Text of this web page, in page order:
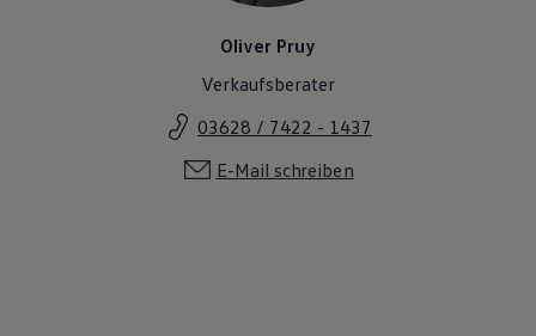
Oliver Pruy
Verkaufsberater
03628 / 7422 - 1437
E-Mail schreiben